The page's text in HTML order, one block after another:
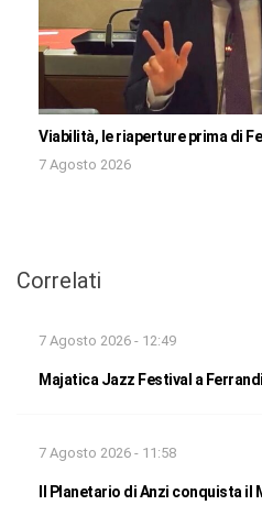
Viabilità, le riaperture prima di
7 Agosto 2026
Correlati
7 Agosto 2026 - 12:49
Majatica Jazz Festival a
7 Agosto 2026 - 11:58
Il Planetario di Anzi conquista il